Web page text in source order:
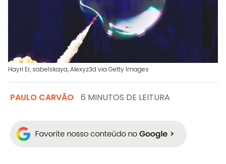
Hayri Er, sabelskaya, Alexyz3d via Getty Images
PAULO CARVÃO 6 MINUTOS DE LEITURA